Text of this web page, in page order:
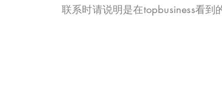
联系时请说明是在topbusiness看到